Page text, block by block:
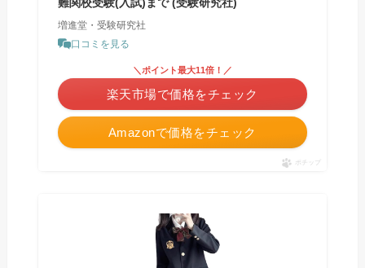
増進堂・受験研究社
口コミを見る
Amazonで価格をチェック
＼ポイント最大11倍！／
楽天市場で価格をチェック
ポチップ